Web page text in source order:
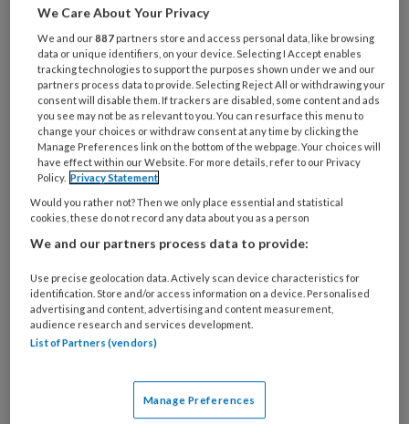
cases (Engelstalig).
Beeld uit een case op www.styleitaliano.org
Inmiddels dragen ruim vijftig auteurs vanuit de
hele wereld aan de community bij. De
hun cases beschrijven zijn bruikbaar en
reproduceerbaar zijn voor elke
We Care About Your Privacy
We and our887 partners store and access personal data, like browsing
data or unique identifiers, on your device. Selecting I Accept enables
tracking technologies to support the purposes shown under we and our
partners process data to provide. Selecting Reject All or withdrawing your
consent will disable them. If trackers are disabled, some content and ads
you see may not be as relevant to you. You can resurface this menu to
change your choices or withdraw consent at any time by clicking the
Manage Preferences link on the bottom of the webpage. Your choices will
have effect within our Website. For more details, refer to our Privacy
Policy. Privacy Statement
Would you rather not? Then we only place essential and statistical
cookies, these do not record any data about you as a person
We and our partners process data to provide:
Use precise geolocation data. Actively scan device characteristics for
identification. Store and/or access information on a device. Personalised
advertising and content, advertising and content measurement,
audience research and services development.
List of Partners (vendors)
Manage Preferences